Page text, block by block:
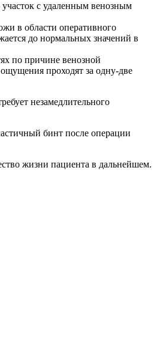
с удаленным венозным
в области оперативного
до нормальных значений в
по причине венозной
проходят за одну-две
незамедлительного
бинт после операции
жизни пациента в дальнейшем.